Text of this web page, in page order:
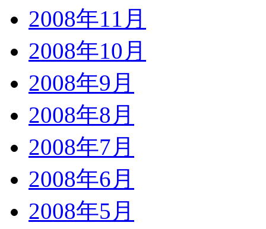
2008年11月
2008年10月
2008年9月
2008年8月
2008年7月
2008年6月
2008年5月